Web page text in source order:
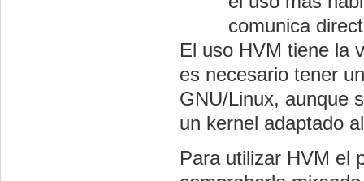
comunica
El uso HVM tiene la
es necesario tener
GNU/Linux, aunque
un kernel adaptado
Para utilizar HVM el